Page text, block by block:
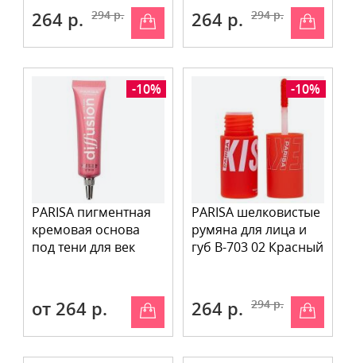
264 р. 294 р. 264 р. 294 р.
-10%
PARISA пигментная
кремовая основа
под тени для век
от 264 р.
-10%
PARISA шелковистые
румяна для лица и
губ В-703 02 Красный
264 р. 294 р.